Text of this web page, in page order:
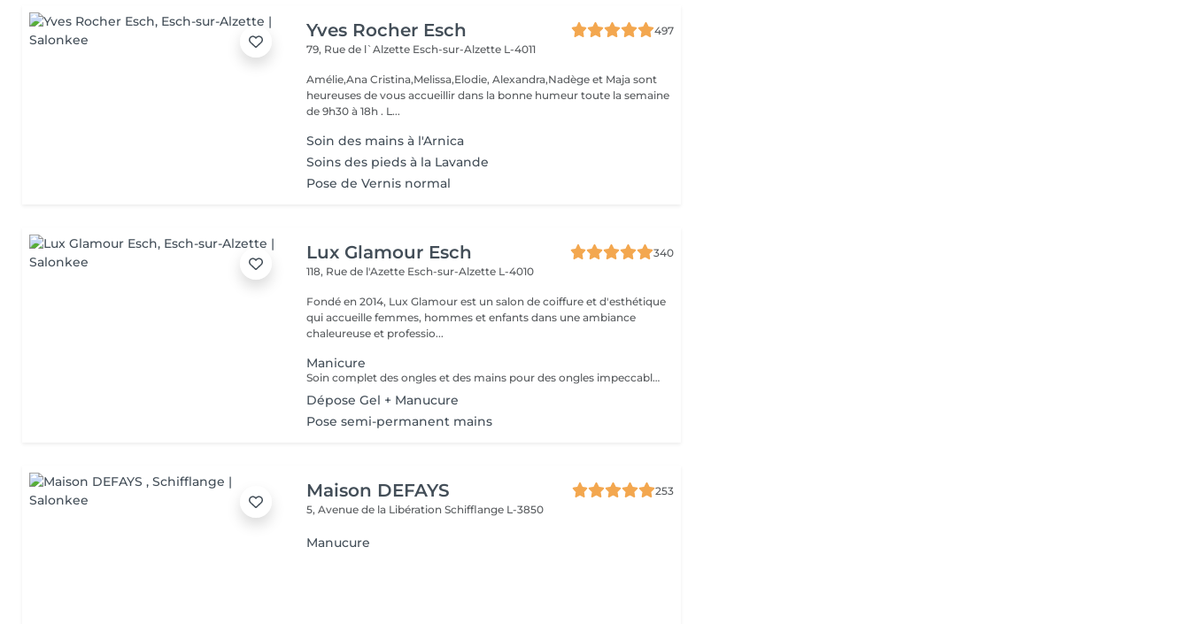
Yves Rocher Esch
497
79, Rue de l`Alzette Esch-sur-Alzette L-4011
Amélie,Ana Cristina,Melissa,Elodie, Alexandra,Nadège et Maja sont
heureuses de vous accueillir dans la bonne humeur toute la semaine
de 9h30 à 18h . L...
Soin des mains à l'Arnica
Soins des pieds à la Lavande
Pose de Vernis normal
Lux Glamour Esch
340
118, Rue de l'Azette Esch-sur-Alzette L-4010
Fondé en 2014, Lux Glamour est un salon de coiffure et d'esthétique
qui accueille femmes, hommes et enfants dans une ambiance
chaleureuse et professio...
Manicure
Soin complet des ongles et des mains pour des ongles impeccables et une peau douce. Choisissez entre finition classique, vernis ou nail art pour sublimer vos mains avec élégance.
Dépose Gel + Manucure
Pose semi-permanent mains
Maison DEFAYS
253
5, Avenue de la LibérationSchifflange L-3850
Manucure